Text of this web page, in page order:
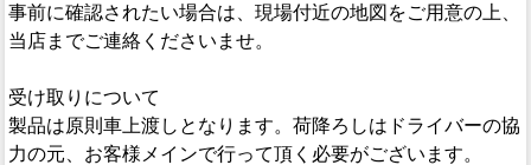
事前に確認されたい場合は、現場付近の地図をご用意の上、
当店までご連絡くださいませ。
受け取りについて
製品は原則車上渡しとなります。荷降ろしはドライバーの協
力の元、お客様メインで行って頂く必要がございます。